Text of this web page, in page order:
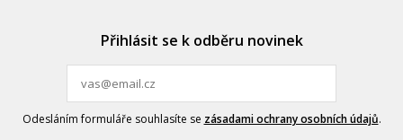
Přihlásit se k odběru novinek
Odesláním formuláře souhlasíte se zásadami ochrany osobních údajů.